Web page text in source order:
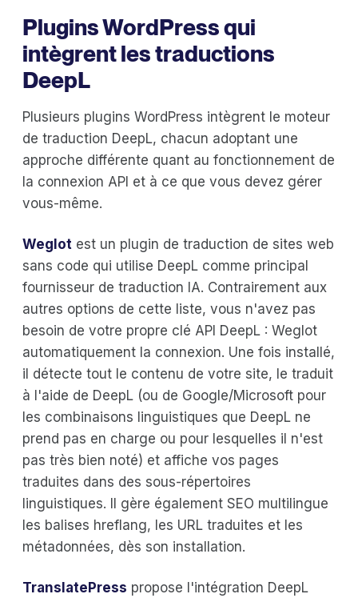
Plugins WordPress qui
intègrent les traductions
DeepL
Plusieurs plugins WordPress intègrent le moteur
de traduction DeepL, chacun adoptant une
approche différente quant au fonctionnement de
la connexion API et à ce que vous devez gérer
vous-même.
Weglot est un plugin de traduction de sites web
sans code qui utilise DeepL comme principal
fournisseur de traduction IA. Contrairement aux
autres options de cette liste, vous n'avez pas
besoin de votre propre clé API DeepL : Weglot
automatiquement la connexion. Une fois installé,
il détecte tout le contenu de votre site, le traduit
à l'aide de DeepL (ou de Google/Microsoft pour
les combinaisons linguistiques que DeepL ne
prend pas en charge ou pour lesquelles il n'est
pas très bien noté) et affiche vos pages
traduites dans des sous-répertoires
linguistiques. Il gère également SEO multilingue
les balises hreflang, les URL traduites et les
métadonnées, dès son installation.
TranslatePress propose l'intégration DeepL